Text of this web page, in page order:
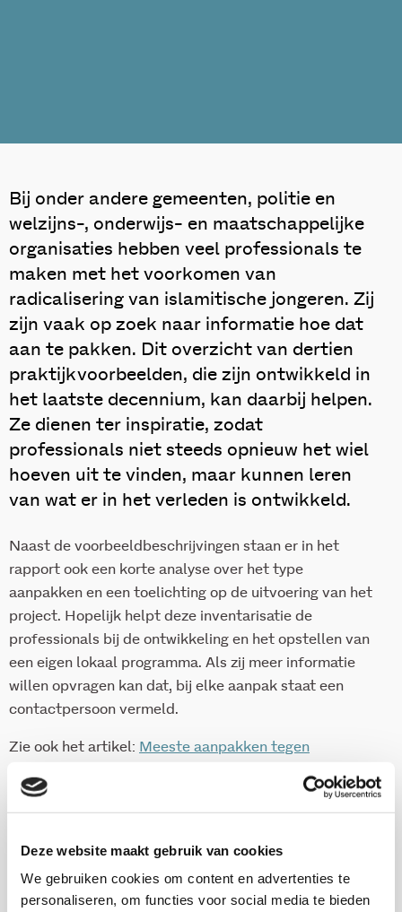
Deze website maakt gebruik van cookies
We gebruiken cookies om content en advertenties te
personaliseren, om functies voor social media te bieden
Bij onder andere gemeenten, politie en
welzijns-, onderwijs- en maatschappelijke
organisaties hebben veel professionals te
maken met het voorkomen van
radicalisering van islamitische jongeren. Zij
zijn vaak op zoek naar informatie hoe dat
aan te pakken. Dit overzicht van dertien
praktijkvoorbeelden, die zijn ontwikkeld in
het laatste decennium, kan daarbij helpen.
Ze dienen ter inspiratie, zodat
professionals niet steeds opnieuw het wiel
hoeven uit te vinden, maar kunnen leren
van wat er in het verleden is ontwikkeld.
Naast de voorbeeldbeschrijvingen staan er in het
rapport ook een korte analyse over het type
aanpakken en een toelichting op de uitvoering van het
project. Hopelijk helpt deze inventarisatie de
professionals bij de ontwikkeling en het opstellen van
een eigen lokaal programma. Als zij meer informatie
willen opvragen kan dat, bij elke aanpak staat een
contactpersoon vermeld.
Zie ook het artikel: Meeste aanpakken tegen
44 pag
2016